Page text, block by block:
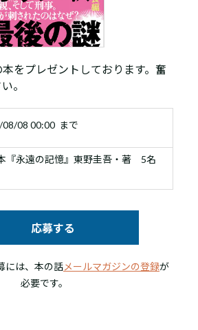
をプレゼントしております。奮
。
08/08 00:00 まで
『永遠の記憶』東野圭吾・著 5名
応募する
には、本の話メールマガジンの登録が
必要です。